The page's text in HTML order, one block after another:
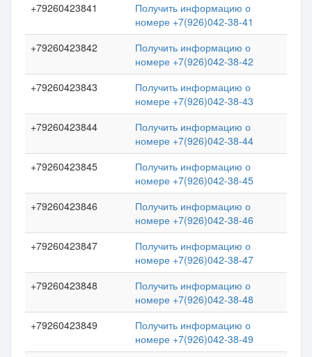
+79260423841
Получить информацию о
номере +7(926)042-38-41
+79260423842
Получить информацию о
номере +7(926)042-38-42
+79260423843
Получить информацию о
номере +7(926)042-38-43
+79260423844
Получить информацию о
номере +7(926)042-38-44
+79260423845
Получить информацию о
номере +7(926)042-38-45
+79260423846
Получить информацию о
номере +7(926)042-38-46
+79260423847
Получить информацию о
номере +7(926)042-38-47
+79260423848
Получить информацию о
номере +7(926)042-38-48
+79260423849
Получить информацию о
номере +7(926)042-38-49